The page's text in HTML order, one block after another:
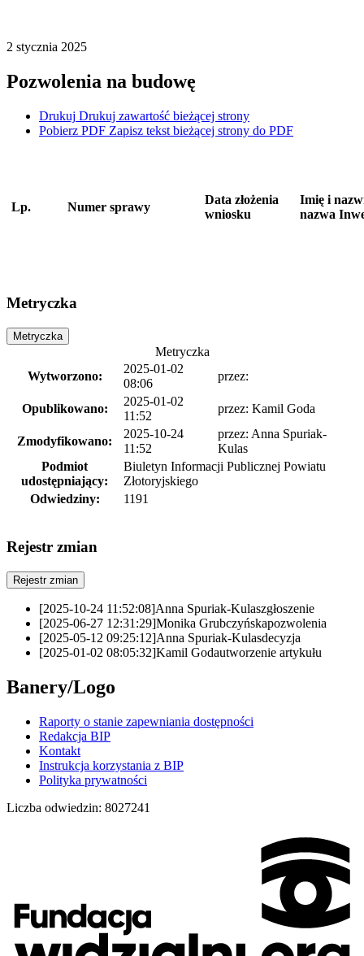
2 stycznia 2025
Pozwolenia na budowę
Drukuj Drukuj zawartość bieżącej strony
Pobierz PDF Zapisz tekst bieżącej strony do PDF
Lp. Numer sprawy
Data złożenia
wniosku
Imię i
nazwa
Metryczka
Metryczka
Metryczka
Wytworzono:
2025-01-02
08:06
przez:
Opublikowano:
2025-01-02
11:52
przez: Kamil Goda
Zmodyfikowano:
2025-10-24
11:52
przez: Anna Spuriak-
Kulas
Podmiot
udostępniający:
Biuletyn Informacji Publicznej Powiatu
Złotoryjskiego
Odwiedziny:
1191
Rejestr zmian
Rejestr zmian
[2025-10-24 11:52:08]Anna Spuriak-Kulaszgłoszenie
[2025-06-27 12:31:29]Monika Grubczyńskapozwolenia
[2025-05-12 09:25:12]Anna Spuriak-Kulasdecyzja
[2025-01-02 08:05:32]Kamil Godautworzenie artykułu
Banery/Logo
Raporty o stanie zapewniania dostępności
Redakcja BIP
Kontakt
Instrukcja korzystania z BIP
Polityka prywatności
Liczba odwiedzin: 8027241